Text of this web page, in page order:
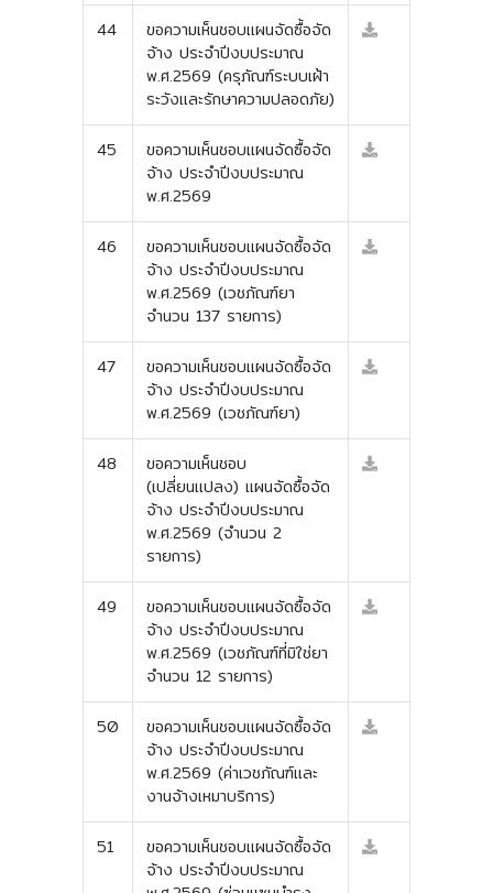
44
ขอความเห็นชอบแผนจัดซื้อจัด
จ้าง ประจำปีงบประมาณ
พ.ศ.2569 (ครุภัณฑ์ระบบเฝ้า
ระวังและรักษาความปลอดภัย)
45
ขอความเห็นชอบแผนจัดซื้อจัด
จ้าง ประจำปีงบประมาณ
พ.ศ.2569
46
ขอความเห็นชอบแผนจัดซื้อจัด
จ้าง ประจำปีงบประมาณ
พ.ศ.2569 (เวชภัณฑ์ยา
จำนวน 137 รายการ)
47
ขอความเห็นชอบแผนจัดซื้อจัด
จ้าง ประจำปีงบประมาณ
พ.ศ.2569 (เวชภัณฑ์ยา)
48
ขอความเห็นชอบ
(เปลี่ยนแปลง) แผนจัดซื้อจัด
จ้าง ประจำปีงบประมาณ
พ.ศ.2569 (จำนวน 2
รายการ)
49
ขอความเห็นชอบแผนจัดซื้อจัด
จ้าง ประจำปีงบประมาณ
พ.ศ.2569 (เวชภัณฑ์ที่มิใช่ยา
จำนวน 12 รายการ)
50
ขอความเห็นชอบแผนจัดซื้อจัด
จ้าง ประจำปีงบประมาณ
พ.ศ.2569 (ค่าเวชภัณฑ์และ
งานจ้างเหมาบริการ)
51
ขอความเห็นชอบแผนจัดซื้อจัด
จ้าง ประจำปีงบประมาณ